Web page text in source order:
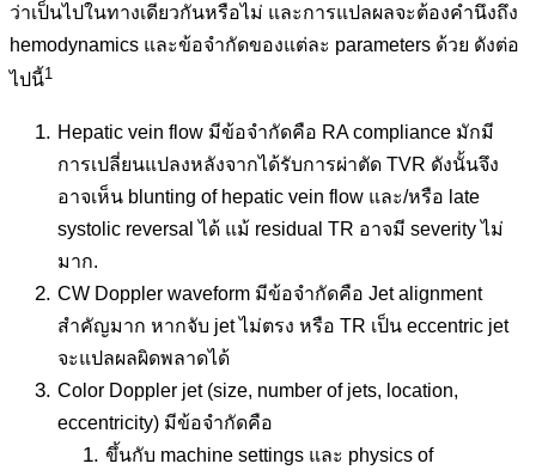
ว่าเป็นไปในทางเดียวกันหรือไม่ และการแปลผลจะต้องคำนึงถึง
hemodynamics และข้อจำกัดของแต่ละ parameters ด้วย ดังต่อ
ไปนี้1
Hepatic vein flow มีข้อจำกัดคือ RA compliance มักมี
การเปลี่ยนแปลงหลังจากได้รับการผ่าตัด TVR ดังนั้นจึง
อาจเห็น blunting of hepatic vein flow และ/หรือ late
systolic reversal ได้ แม้ residual TR อาจมี severity ไม่
มาก.
CW Doppler waveform มีข้อจำกัดคือ Jet alignment
สำคัญมาก หากจับ jet ไม่ตรง หรือ TR เป็น eccentric jet
จะแปลผลผิดพลาดได้
Color Doppler jet (size, number of jets, location,
eccentricity) มีข้อจำกัดคือ
ขึ้นกับ machine settings และ physics of